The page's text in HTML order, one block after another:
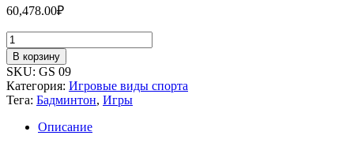
60,478.00₽
Количество
товара
Мобильные
стойки
для
бадминтона,
уличные
В корзину
SKU: GS 09
Категория: Игровые виды спорта
Тега: Бадминтон, Игры
Описание